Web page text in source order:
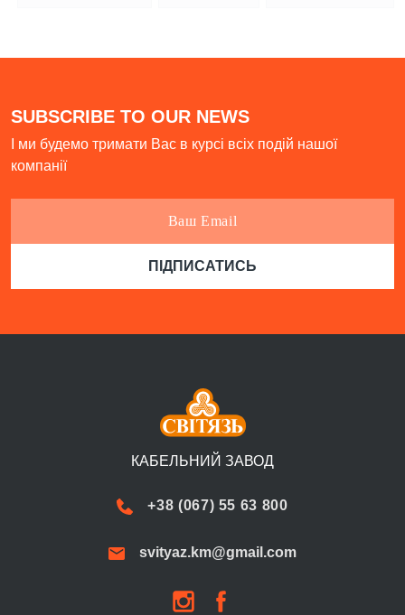
SUBSCRIBE TO OUR NEWS
І ми будемо тримати Вас в курсі всіх подій нашої
компанії
ПIДПИСАТИСЬ
КАБЕЛЬНИЙ ЗАВОД
+38 (067) 55 63 800
svityaz.km@gmail.com